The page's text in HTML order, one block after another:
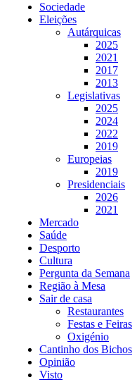
Sociedade
Eleições
Autárquicas
2025
2021
2017
2013
Legislativas
2025
2024
2022
2019
Europeias
2019
Presidenciais
2026
2021
Mercado
Saúde
Desporto
Cultura
Pergunta da Semana
Região à Mesa
Sair de casa
Restaurantes
Festas e Feiras
Oxigénio
Cantinho dos Bichos
Opinião
Visto